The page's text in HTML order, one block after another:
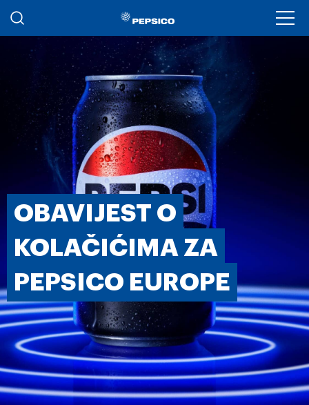
Skoči na glavni sadržaj
OBAVIJEST O
KOLAČIĆIMA ZA
PEPSICO EUROPE